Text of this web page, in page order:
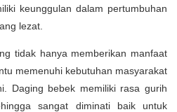
keunggulan dalam pertumbuhan
lezat.
tidak hanya memberikan manfaat
memenuhi kebutuhan masyarakat
Daging bebek memiliki rasa gurih
sangat diminati baik untuk